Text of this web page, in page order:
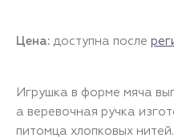
Цена: доступна после
Игрушка в форме мяча
а веревочная ручка
питомца хлопковых